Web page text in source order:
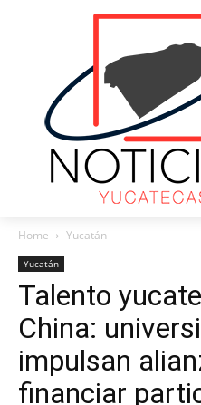
Home Yucatán
Yucatán
Talento
China:
impulsan
financiar